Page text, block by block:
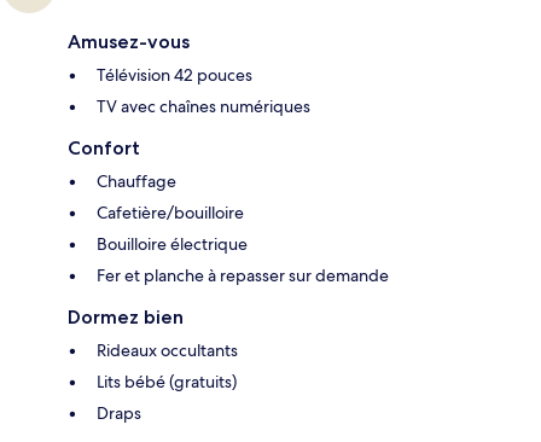
Amusez-vous
Télévision 42 pouces
TV avec chaînes numériques
Confort
Chauffage
Cafetière/bouilloire
Bouilloire électrique
Fer et planche à repasser sur demande
Dormez bien
Rideaux occultants
Lits bébé (gratuits)
Draps